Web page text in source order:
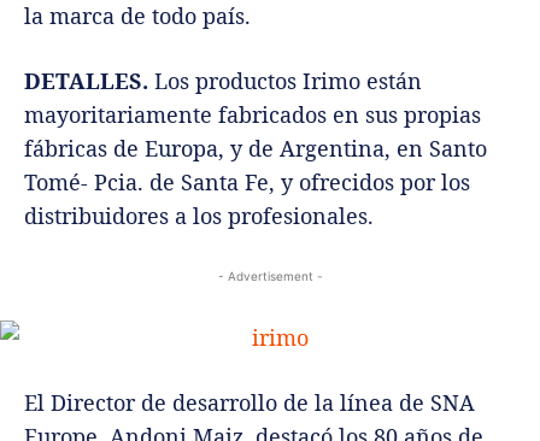
la marca de todo país.
DETALLES. Los productos Irimo están
mayoritariamente fabricados en sus propias
fábricas de Europa, y de Argentina, en Santo
Tomé- Pcia. de Santa Fe, y ofrecidos por los
distribuidores a los profesionales.
- Advertisement -
El Director de desarrollo de la línea de SNA